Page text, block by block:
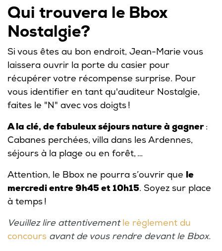
Qui trouvera le Bbox
Nostalgie?
Si vous êtes au bon endroit, Jean-Marie vous
laissera ouvrir la porte du casier pour
récupérer votre récompense surprise. Pour
vous identifier en tant qu'auditeur Nostalgie,
faites le "N" avec vos doigts !
A la clé, de fabuleux séjours nature à gagner:
Cabanes perchées, villa dans les Ardennes,
séjours à la plage ou en forêt, …
Attention, le Bbox ne pourra s’ouvrir que le
mercredi entre 9h45 et 10h15. Soyez sur place
à temps !
Veuillez lire attentivementle règlement du
concours avant de vous rendre devant le Bbox.